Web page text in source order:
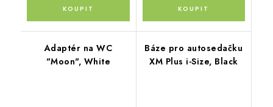
Adaptér na WC
"Moon", White
Báze pro autosedačku
XM Plus i-Size, Black